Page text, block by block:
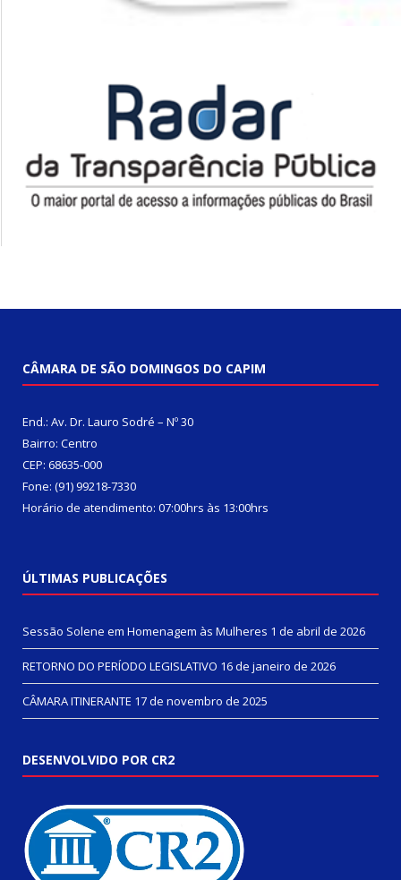
CÂMARA DE SÃO DOMINGOS DO CAPIM
End.: Av. Dr. Lauro Sodré – Nº 30
Bairro: Centro
CEP: 68635-000
Fone: (91) 99218-7330
Horário de atendimento: 07:00hrs às 13:00hrs
ÚLTIMAS PUBLICAÇÕES
Sessão Solene em Homenagem às Mulheres 1 de abril de 2026
RETORNO DO PERÍODO LEGISLATIVO 16 de janeiro de 2026
CÂMARA ITINERANTE 17 de novembro de 2025
DESENVOLVIDO POR CR2